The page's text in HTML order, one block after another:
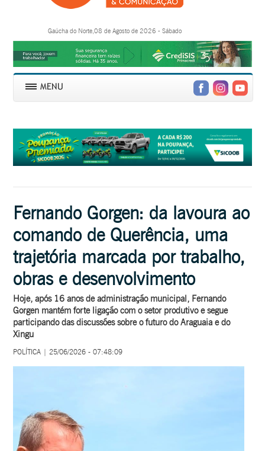
Gaúcha do Norte,08 de Agosto de 2026 - Sábado
Fernando Gorgen: da lavoura ao
comando de Querência, uma
trajetória marcada por trabalho,
obras e desenvolvimento
Hoje, após 16 anos de administração municipal, Fernando
Gorgen mantém forte ligação com o setor produtivo e segue
participando das discussões sobre o futuro do Araguaia e do
Xingu
POLÍTICA | 25/06/2026 - 07:48:09